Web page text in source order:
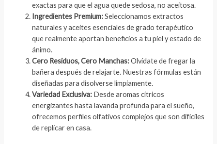
exactas para que el agua quede sedosa, no aceitosa.
Ingredientes Premium:Seleccionamos extractos
naturales y aceites esenciales de grado terapéutico
que realmente aportan beneficios a tu piel y estado de
ánimo.
Cero Residuos, Cero Manchas:Olvídate de fregar la
bañera después de relajarte. Nuestras fórmulas están
diseñadas para disolverse limpiamente.
Variedad Exclusiva: Desde aromas cítricos
energizantes hasta lavanda profunda para el sueño,
ofrecemos perfiles olfativos complejos que son difíciles
de replicar en casa.